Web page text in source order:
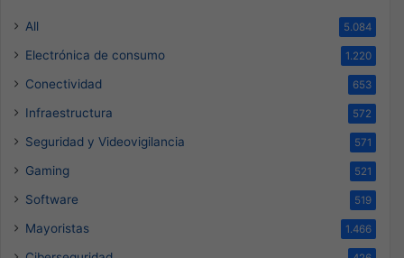
All 5.084
Electrónica de consumo 1.220
Conectividad 653
Infraestructura 572
Seguridad y Videovigilancia 571
Gaming 521
Software 519
Mayoristas 1.466